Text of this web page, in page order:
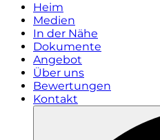
Heim
Medien
In der Nähe
Dokumente
Angebot
Über uns
Bewertungen
Kontakt